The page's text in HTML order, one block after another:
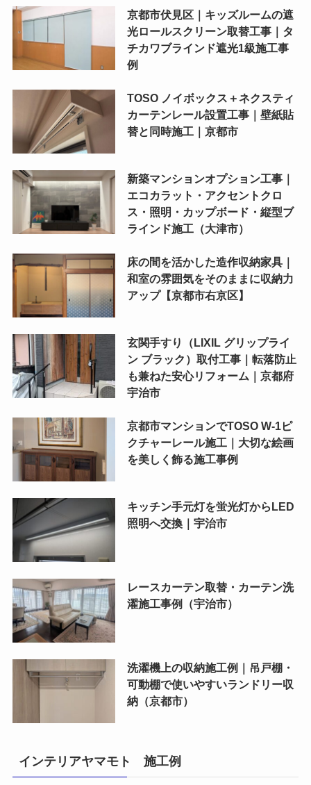
京都市伏見区｜キッズルームの遮
光ロールスクリーン取替工事｜タ
チカワブラインド遮光1級施工事
例
TOSO ノイボックス＋ネクスティ
カーテンレール設置工事｜壁紙貼
替と同時施工｜京都市
新築マンションオプション工事｜
エコカラット・アクセントクロ
ス・照明・カップボード・縦型ブ
ラインド施工（大津市）
床の間を活かした造作収納家具｜
和室の雰囲気をそのままに収納力
アップ【京都市右京区】
玄関手すり（LIXIL グリップライ
ン ブラック）取付工事｜転落防止
も兼ねた安心リフォーム｜京都府
宇治市
京都市マンションでTOSO W-1ピ
クチャーレール施工｜大切な絵画
を美しく飾る施工事例
キッチン手元灯を蛍光灯からLED
照明へ交換｜宇治市
レースカーテン取替・カーテン洗
濯施工事例（宇治市）
洗濯機上の収納施工例｜吊戸棚・
可動棚で使いやすいランドリー収
納（京都市）
インテリアヤマモト 施工例